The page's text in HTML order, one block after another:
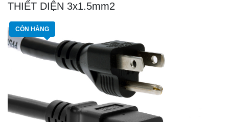
THIẾT DIỆN 3x1.5mm2
CÒN HÀNG